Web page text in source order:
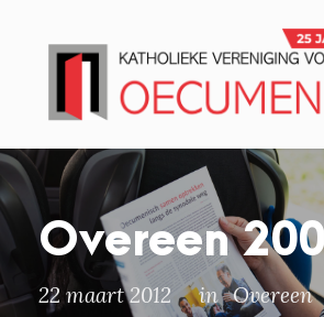
Overeen
22 maart 2012 in Overeen